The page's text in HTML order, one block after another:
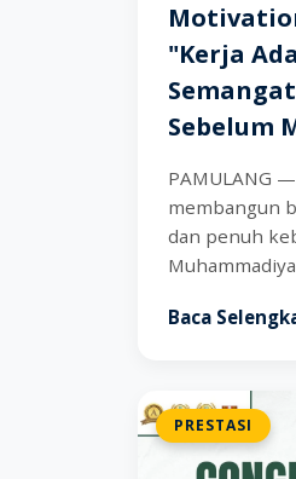
"Kerja
Sebelum
PAMULANG
membangun
dan penuh
Baca
PRESTASI